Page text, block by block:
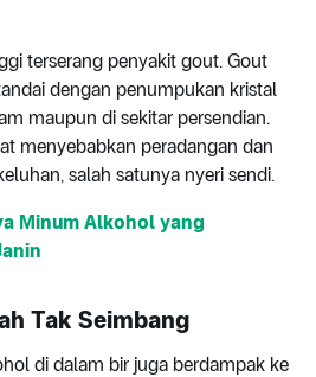
terserang penyakit gout. Gout
dengan penumpukan kristal
maupun di sekitar persendian.
menyebabkan peradangan dan
salah satunya nyeri sendi.
Minum Alkohol yang
Tak Seimbang
di dalam bir juga berdampak ke